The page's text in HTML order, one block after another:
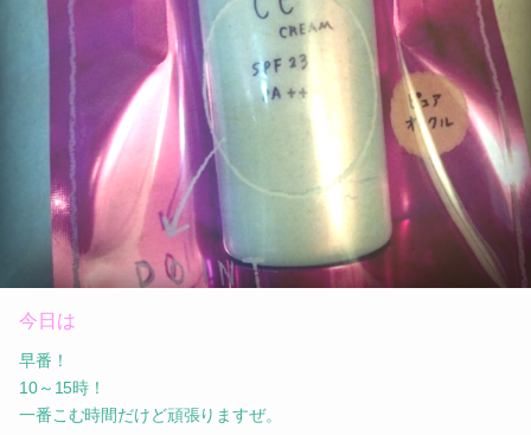
今日は
早番！
10～15時！
一番こむ時間だけど頑張りますぜ。